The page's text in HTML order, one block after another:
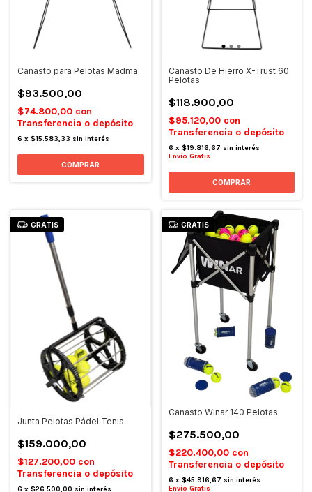
Canasto para Pelotas Madma
$93.500,00
$74.800,00 con
Transferencia o depósito
6 x $15.583,33 sin interés
COMPRAR
Canasto De Hierro X-Trust 60
Pelotas
$118.900,00
$95.120,00 con
Transferencia o depósito
6 x $19.816,67 sin interés
Envío Gratis
GRATIS
Junta Pelotas Pádel Tenis
$159.000,00
$127.200,00 con
Transferencia o depósito
6 x $26.500,00 sin interés
GRATIS
Canasto Winar 140 Pelotas
$275.500,00
$220.400,00 con
Transferencia o depósito
6 x $45.916,67 sin interés
Envío Gratis